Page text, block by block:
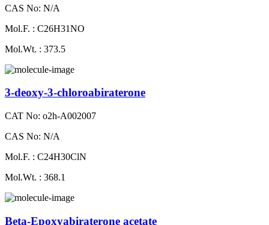
CAS No: N/A
Mol.F. : C26H31NO
Mol.Wt. : 373.5
3-deoxy-3-chloroabiraterone
CAT No: o2h-A002007
CAS No: N/A
Mol.F. : C24H30ClN
Mol.Wt. : 368.1
Beta-Epoxyabiraterone acetate